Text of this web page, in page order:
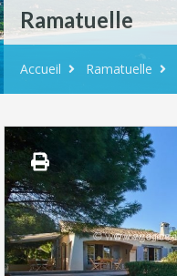
Ramatuelle
Accueil Ramatuelle